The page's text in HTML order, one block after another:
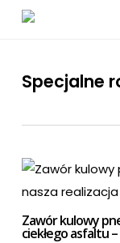
Skip
contentSpecjalne
Zawór kulowy
ciekłego asfaltu